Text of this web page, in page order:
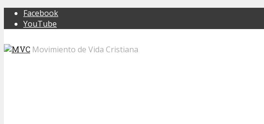
Facebook
YouTube
Movimiento de Vida Cristiana